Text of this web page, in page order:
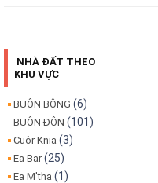
NHÀ ĐẤT THEO
KHU VỰC
BUÔN BÔNG (6)
BUÔN ĐÔN (101)
Cuôr Knia (3)
Ea Bar(25)
Ea M'tha (1)